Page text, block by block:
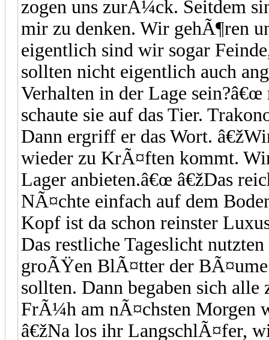
zogen uns zurÃ¼ck. Seitdem
mir zu denken. Wir gehÃ¶ren
eigentlich sind wir sogar
sollten nicht eigentlich auch
Verhalten in der Lage
schaute sie auf das Tier.
Dann ergriff er das Wort.
wieder zu KrÃ¤ften kommt.
Lager anbieten.â€œ â€žDas
NÃ¤chte einfach auf dem
Kopf ist da schon reinster
Das restliche Tageslicht
groÃŸen BlÃ¤tter der
sollten. Dann begaben sich alle
FrÃ¼h am nÃ¤chsten Morgen
â€žNa los ihr LangschlÃ¤fer,